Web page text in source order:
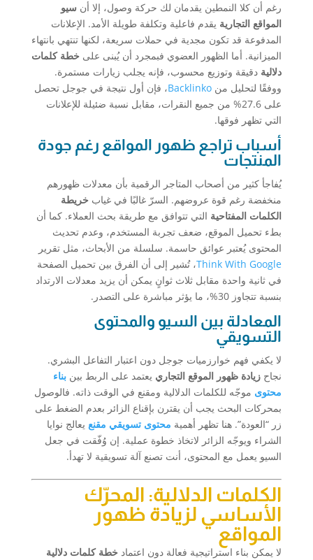
رغم أن كلا النمطين يقدمان لك حركة وصول، إلا أن سيو
المواقع التجارية يقدم فاعلية وتكلفة طويلة الأمد. الإعلانات
المدفوعة قد تكون مجدية في حملات سريعة، لكنها تنتهي بانتهاء
الميزانية. أما الظهور العضوي فبمجرد أن يُبنى على خطة كلمات
دلالية دقيقة وتوزيع محسوب، فإنه يجلب زيارات مستمرة.
ووفقًا لتحليل من Backlinko، فإن أول نتيجة في جوجل تحصل
على 27.6% من جميع النقرات، مقابل نسبة ضئيلة للإعلانات
التي تظهر فوقها.
أسباب تراجع ظهور المواقع رغم جودة
المنتجات
يُفاجأ كثير من أصحاب المتاجر الرقمية بأن معدلات ظهورهم
منخفضة رغم قوة عروضهم. السرّ غالبًا في غياب خريطة
الكلمات المفتاحية التي تتوافق مع طريقة بحث العملاء. كما أن
بطء تحميل الموقع، ضعف تجربة المستخدم، وعدم تحديث
المحتوى يُعتبر عوائق حاسمة. سلسلة من الأبحاث، مثل تقرير
Think With Google، تُشير إلى أن الفرق بين تحميل الصفحة
في ثانية واحدة مقابل ثلاث ثوانٍ يمكن أن يزيد معدلات الارتداد
بنسبة تتجاوز 30%، ما يؤثر مباشرة على التصدر.
المعادلة بين السيو والمحتوى
التسويقي
لا يكفي فهم خوارزميات جوجل دون اعتبار التفاعل البشري.
نجاح زيادة ظهور الموقع التجاري يعتمد على الربط بين بناء
محتوى موجّه للكلمات الدلالية ومقنع في الوقت ذاته. فالوصول
بمحركات البحث يجب أن يقترن بإقناع الزائر بعدم الضغط على
زر “العودة”. هنا تظهر أهمية محتوى تسويقي مقنعيعالج نوايا
الشراء ويوجّه الزائر لاتخاذ خطوة عملية. إن وُفّقت في جعل
السيو يعمل مع المحتوى، أنت تصنع آلة تسويقية لا تهدأ.
الكلمات الدلالية: المحرّك
الأساسي لزيادة ظهور
المواقع
لا يمكن بناء استراتيجية فعالة دون اعتماد خطة كلمات دلالية